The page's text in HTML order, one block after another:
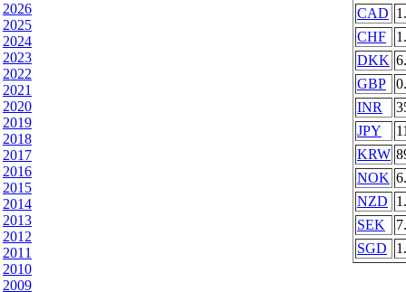
2026
2025
2024
2023
2022
2021
2020
2019
2018
2017
2016
2015
2014
2013
2012
2011
2010
2009
CAD
CHF
DKK
GBP
INR
JPY
KRW
NOK
NZD
SEK
SGD